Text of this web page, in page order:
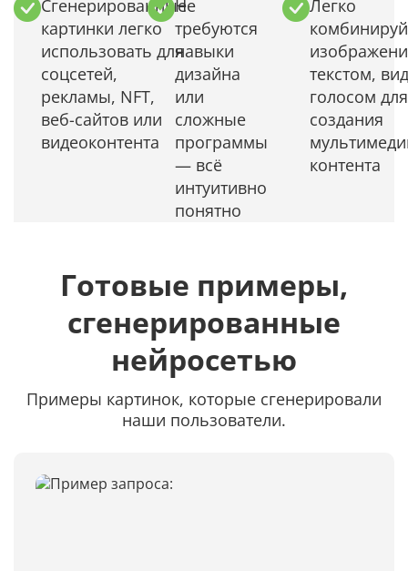
Сгенерированные
картинки легко
использовать для
соцсетей,
рекламы, NFT,
веб-сайтов или
видеоконтента
Не
требуются
навыки
дизайна
или
сложные
программы
— всё
интуитивно
понятно
Легко
текстом,
голосом для
создания
контента
Готовые примеры,
сгенерированные
нейросетью
Примеры картинок, которые сгенерировали
наши пользователи.